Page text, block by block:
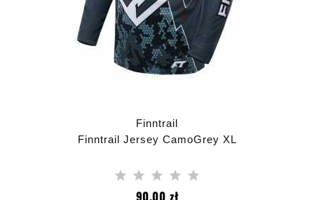
Finntrail
Finntrail Jersey CamoGrey XL
90,00 złCena